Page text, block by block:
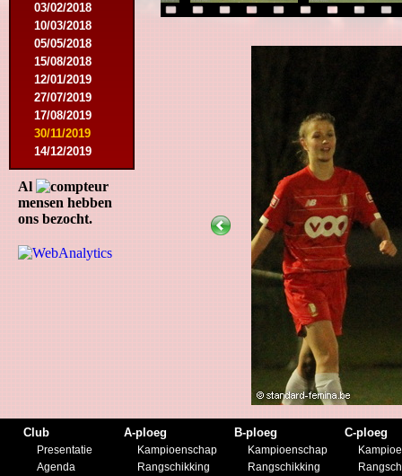
03/02/2018
10/03/2018
05/05/2018
15/08/2018
12/01/2019
27/07/2019
17/08/2019
30/11/2019
14/12/2019
Al
mensen hebben
ons bezocht.
Club
Presentatie
Agenda
A-ploeg
Kampioenschap
Rangschikking
B-ploeg
Kampioenschap
Rangschikking
C-ploeg